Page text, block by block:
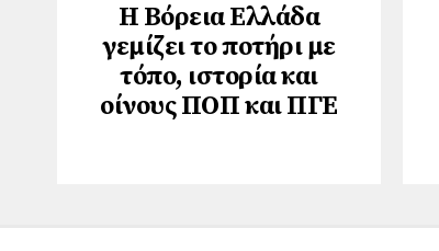
Η Βόρεια Ελλάδα
γεμίζει το ποτήρι με
τόπο, ιστορία και
οίνους ΠΟΠ και ΠΓΕ